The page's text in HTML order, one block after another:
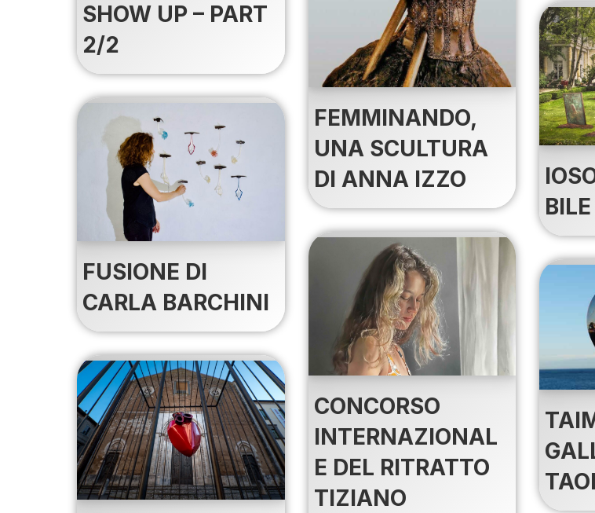
SHOW UP – PART
2/2
FEMMINANDO,
UNA SCULTURA
DI ANNA IZZO
BILE
FUSIONE DI
CARLA BARCHINI
CONCORSO
INTERNAZIONAL
E DEL RITRATTO
TIZIANO